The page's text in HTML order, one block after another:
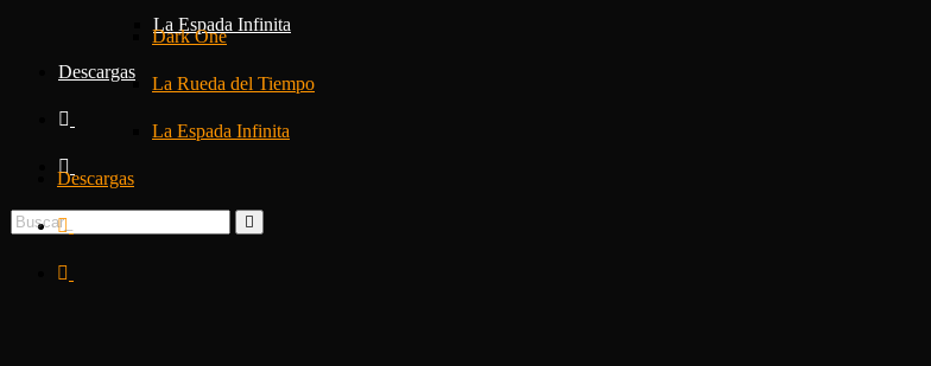
La Espada Infinita
Descargas
Dark One
La Rueda del Tiempo
La Espada Infinita
Descargas